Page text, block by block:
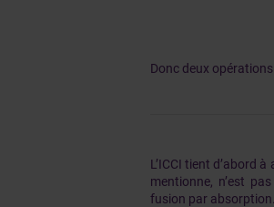
Donc deux
L’ICCI tient d’abord
mentionne, n’est
fusion par absorption.